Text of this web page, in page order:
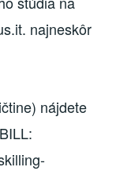
najneskôr
nájdete